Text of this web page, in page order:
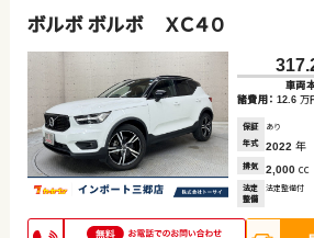
ボルボ ボルボ ＸＣ４０
車両
諸費用： 12.6 万
保証 あり
年式
2022 年
排気 2,000 cc
法定
整備
法定整備付